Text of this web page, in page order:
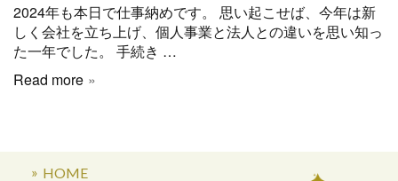
2024年も本日で仕事納めです。 思い起こせば、今年は新
しく会社を立ち上げ、個人事業と法人との違いを思い知っ
た一年でした。 手続き …
Read more
HOME